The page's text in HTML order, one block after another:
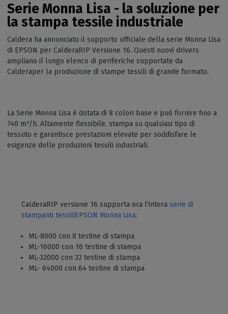
Serie Monna Lisa - la soluzione per
la stampa tessile industriale
Caldera ha annunciato il supporto ufficiale della serie Monna Lisa
di EPSON per CalderaRIP Versione 16. Questi nuovi drivers
ampliano il lungo elenco di periferiche supportate da
Calderaper la produzione di stampe tessili di grande formato.
La Serie Monna Lisa è dotata di 8 colori base e può fornire fino a
740 m²/h. Altamente flessibile, stampa su qualsiasi tipo di
tessuto e garantisce prestazioni elevate per soddisfare le
esigenze delle produzioni tessili industriali.
CalderaRIP versione 16 supporta ora l'intera serie di
stampanti tessiliEPSON Monna Lisa:
ML-8000 con 8 testine di stampa
ML-16000 con 16 testine di stampa
ML-32000 con 32 testine di stampa
ML- 64000 con 64 testine di stampa